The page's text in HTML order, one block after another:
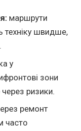
маршрути
швидше,
у
зони
ризики.
ремонт
часто